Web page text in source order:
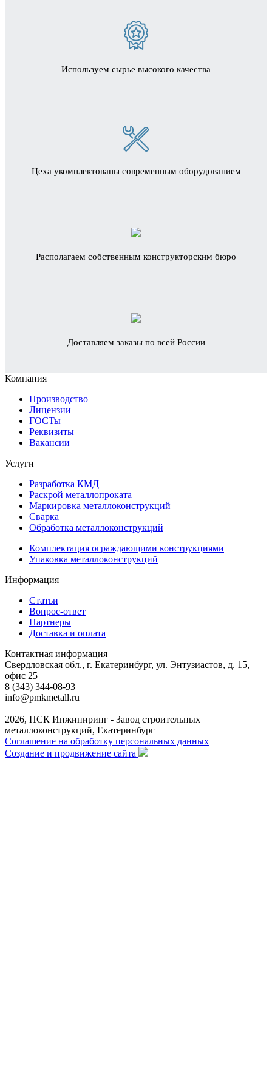
Используем сырье высокого качества
Цеха укомплектованы современным оборудованием
Располагаем собственным конструкторским бюро
Доставляем заказы по всей России
Компания
Производство
Лицензии
ГОСТы
Реквизиты
Вакансии
Услуги
Разработка КМД
Раскрой металлопроката
Маркировка металлоконструкций
Сварка
Обработка металлоконструкций
Комплектация ограждающими конструкциями
Упаковка металлоконструкций
Информация
Статьи
Вопрос-ответ
Партнеры
Доставка и оплата
Контактная информация
Свердловская обл., г. Екатеринбург, ул. Энтузиастов, д. 15,
офис 25
8 (343) 344-08-93
info@pmkmetall.ru
2026, ПСК Инжиниринг - Завод строительных
металлоконструкций, Екатеринбург
Соглашение на обработку персональных данных
Создание и продвижение сайта